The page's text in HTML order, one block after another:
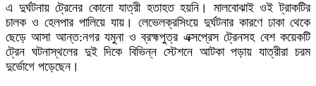
এ দুর্ঘটনায় ট্রেনের কোনো যাত্রী হতাহত হয়নি। মালবোঝাই ওই ট্রাকটির
চালক ও হেলপার পালিয়ে যায়। লেভেলক্রসিংয়ে দুর্ঘটনার কারণে ঢাকা থেকে
ছেড়ে আসা আন্ত:নগর যমুনা ও ব্রহ্মপুত্র এক্সপ্রেস ট্রেনসহ বেশ কয়েকটি
ট্রেন ঘটনাস্থলের দুই দিকে বিভিন্ন স্টেশনে আটকা পড়ায় যাত্রীরা চরম
দুর্ভোগে পড়েছেন।